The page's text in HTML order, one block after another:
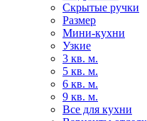
Скрытые ручки
Размер
Мини-кухни
Узкие
3 кв. м.
5 кв. м.
6 кв. м.
9 кв. м.
Все для кухни